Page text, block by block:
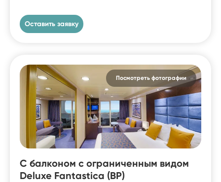
Оставить заявку
Посмотреть фотографии
С балконом c ограниченным видом
Deluxe Fantastica (BP)